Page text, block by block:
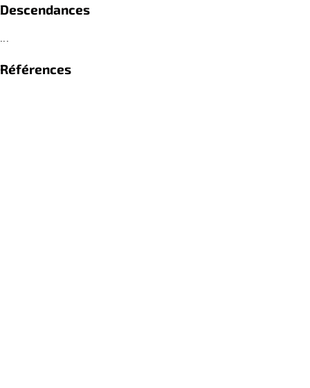
Descendances
Références